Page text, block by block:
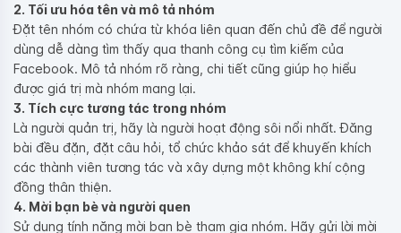
2. Tối ưu hóa tên và mô tả nhóm
Đặt tên nhóm có chứa từ khóa liên quan đến chủ đề để người
dùng dễ dàng tìm thấy qua thanh công cụ tìm kiếm của
Facebook. Mô tả nhóm rõ ràng, chi tiết cũng giúp họ hiểu
được giá trị mà nhóm mang lại.
3. Tích cực tương tác trong nhóm
Là người quản trị, hãy là người hoạt động sôi nổi nhất. Đăng
bài đều đặn, đặt câu hỏi, tổ chức khảo sát để khuyến khích
các thành viên tương tác và xây dựng một không khí cộng
đồng thân thiện.
4. Mời bạn bè và người quen
Sử dụng tính năng mời bạn bè tham gia nhóm. Hãy gửi lời mời